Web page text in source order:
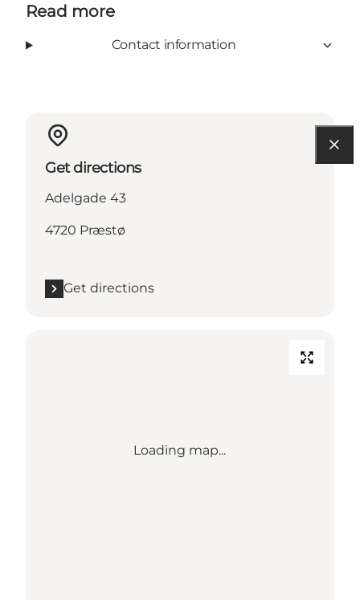
Read more
Contact information
Get directions
Adelgade 43
4720 Præstø
Get directions
Loading map...